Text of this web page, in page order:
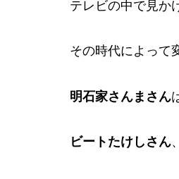
テレビの中で見か
その時代によって
明石家さんまさん
ビートたけしさん、